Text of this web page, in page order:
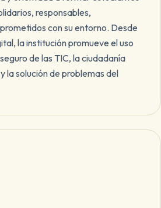
responsables,
con su entorno. Desde
la institución promueve el uso
de las TIC, la ciudadanía
la solución de problemas del